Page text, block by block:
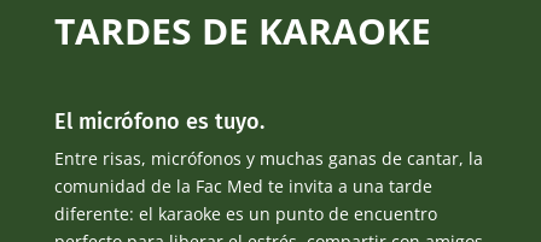
TARDES DE KARAOKE
El micrófono es tuyo.
Entre risas, micrófonos y muchas ganas de cantar, la
comunidad de la Fac Med te invita a una tarde
diferente: el karaoke es un punto de encuentro